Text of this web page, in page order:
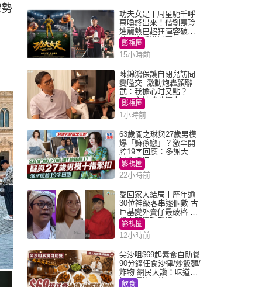
功夫女足丨周星馳千呼
萬喚終出來！偕劉嘉玲
迪麗熱巴超狂陣容破天
荒現身香港謝票
影視圈
15小時前
陳錦鴻保護自閉兒訪問
變嗌交 激動炮轟顏聯
武：我擔心咁又點？ 網
民：主持咄咄逼人
影視圈
1小時前
63歲關之琳與27歲男模
爆「嫲孫戀」？激罕開
腔19字回應：多謝大家
掛念近況
影視圈
22小時前
愛回家大結局丨歷年逾
30位神級客串逐個數 古
巨基變外賣仔最破格 歐
陽震華情陷群姐
影視圈
12小時前
尖沙咀$69起素食自助餐
90分鐘任食沙律/炒飯麵/
炸物 網民大讚：味道
好，環境闊落
飲食